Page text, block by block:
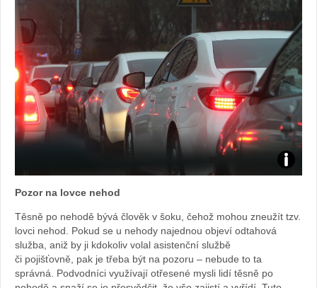
Foto:
Pozor na lovce nehod
Těsně po nehodě bývá člověk v šoku, čehož mohou zneužít tzv.
lovci nehod. Pokud se u nehody najednou objeví odtahová
služba, aniž by ji kdokoliv volal asistenční službě
či pojišťovně, pak je třeba být na pozoru – nebude to ta
správná. Podvodníci využívají otřesené mysli lidí těsně po